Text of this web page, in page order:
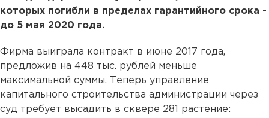
которых погибли в пределах гарантийного срока -
до 5 мая 2020 года.
Фирма выиграла контракт в июне 2017 года,
предложив на 448 тыс. рублей меньше
максимальной суммы. Теперь управление
капитального строительства администрации через
суд требует высадить в сквере 281 растение: